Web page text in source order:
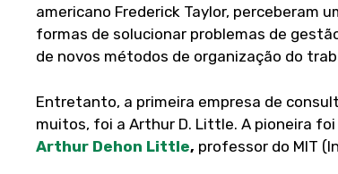
americano Frederick Taylor, perceberam
formas de solucionar problemas de
de novos métodos de organização do
Entretanto, a primeira empresa de
muitos, foi a Arthur D. Little. A pioneira
Arthur Dehon Little, professor do MIT